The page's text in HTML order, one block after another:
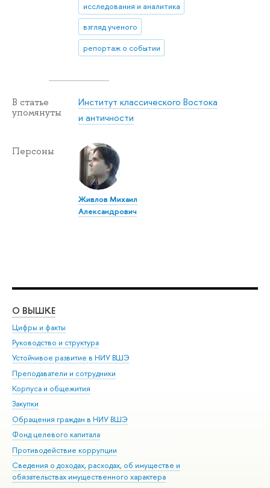
исследования и аналитика
взгляд ученого
репортаж о событии
В статье
упомянуты
Институт классического Востока
и античности
Персоны
Живлов Михаил
Александрович
О ВЫШКЕ
Цифры и факты
Руководство и структура
Устойчивое развитие в НИУ ВШЭ
Преподаватели и сотрудники
Корпуса и общежития
Закупки
Обращения граждан в НИУ ВШЭ
Фонд целевого капитала
Противодействие коррупции
Сведения о доходах, расходах, об имуществе и
обязательствах имущественного характера